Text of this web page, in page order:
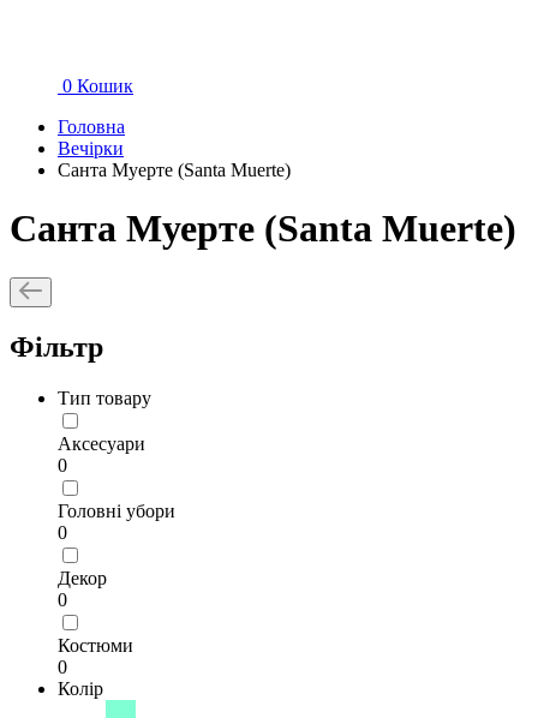
0 Кошик
Головна
Вечірки
Санта Муерте (Santa Muerte)
Санта Муерте (Santa Muerte)
Фільтр
Тип товару
Аксесуари
0
Головні убори
0
Декор
0
Костюми
0
Колір